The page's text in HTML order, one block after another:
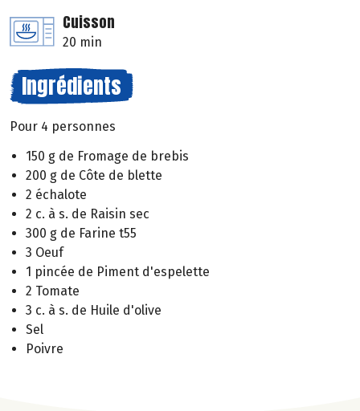
Cuisson
20 min
Ingrédients
Pour 4 personnes
150 g de Fromage de brebis
200 g de Côte de blette
2 échalote
2 c. à s. de Raisin sec
300 g de Farine t55
3 Oeuf
1 pincée de Piment d'espelette
2 Tomate
3 c. à s. de Huile d'olive
Sel
Poivre